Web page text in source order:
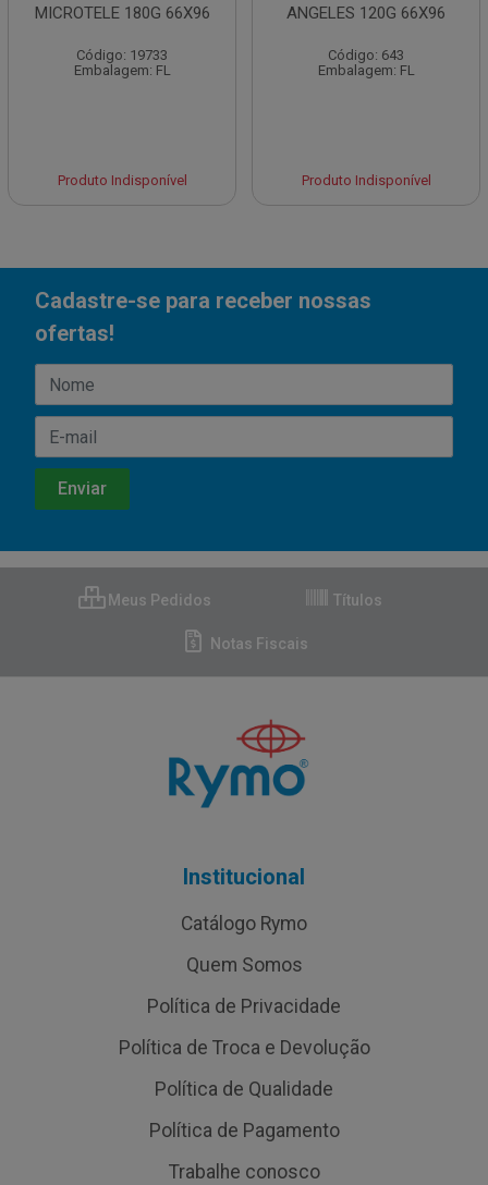
MICROTELE 180G 66X96
Código: 19733
Embalagem: FL
Produto Indisponível
ANGELES 120G 66X96
Código: 643
Embalagem: FL
Produto Indisponível
Cadastre-se para receber nossas
ofertas!
Meus Pedidos Títulos
Notas Fiscais
Institucional
Catálogo Rymo
Quem Somos
Política de Privacidade
Política de Troca e Devolução
Política de Qualidade
Política de Pagamento
Trabalhe conosco